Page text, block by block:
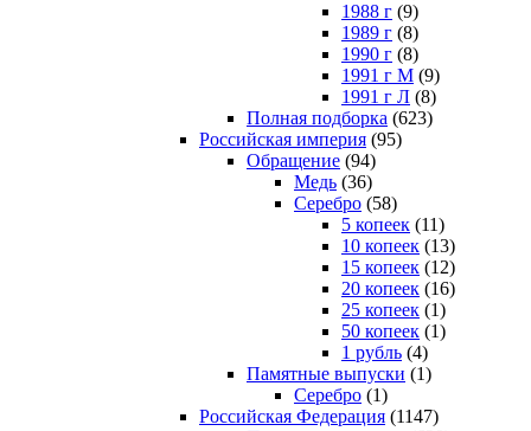
1988 г (9)
1989 г (8)
1990 г (8)
1991 г М (9)
1991 г Л (8)
Полная подборка (623)
Российская империя (95)
Обращение (94)
Медь (36)
Серебро (58)
5 копеек (11)
10 копеек (13)
15 копеек (12)
20 копеек (16)
25 копеек (1)
50 копеек (1)
1 рубль (4)
Памятные выпуски (1)
Серебро (1)
Российская Федерация (1147)